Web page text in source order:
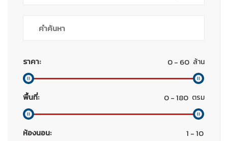
ราคา: ล้าน
พื้นที่: ตรม
ห้องนอน: